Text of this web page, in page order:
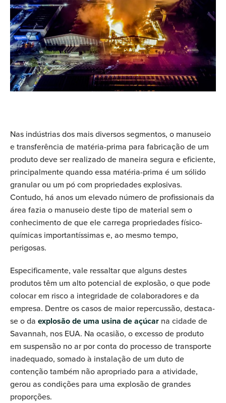
Nas indústrias dos mais diversos segmentos, o manuseio
e transferência de matéria-prima para fabricação de um
produto deve ser realizado de maneira segura e eficiente,
principalmente quando essa matéria-prima é um sólido
granular ou um pó com propriedades explosivas.
Contudo, há anos um elevado número de profissionais da
área fazia o manuseio deste tipo de material sem o
conhecimento de que ele carrega propriedades físico-
químicas importantíssimas e, ao mesmo tempo,
perigosas.
Especificamente, vale ressaltar que alguns destes
produtos têm um alto potencial de explosão, o que pode
colocar em risco a integridade de colaboradores e da
empresa. Dentre os casos de maior repercussão, destaca-
se o da explosão de uma usina de açúcar na cidade de
Savannah, nos EUA. Na ocasião, o excesso de produto
em suspensão no ar por conta do processo de transporte
inadequado, somado à instalação de um duto de
contenção também não apropriado para a atividade,
gerou as condições para uma explosão de grandes
proporções.